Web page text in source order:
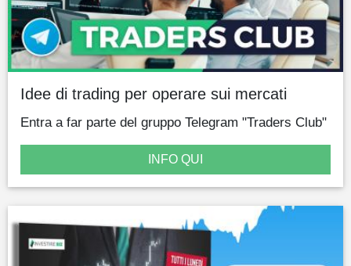
Idee di trading per operare sui mercati
Entra a far parte del gruppo Telegram "Traders Club"
INFO QUI